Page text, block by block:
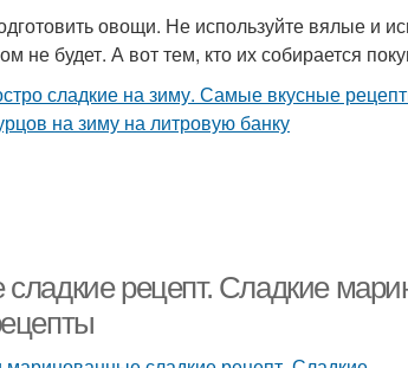
овощи. Не используйте вялые и
будет. А вот тем, кто их собирается
рецепт. Сладкие